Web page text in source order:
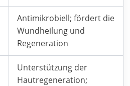
Antimikrobiell; fördert die
Wundheilung und
Regeneration
Unterstützung der
Hautregeneration;